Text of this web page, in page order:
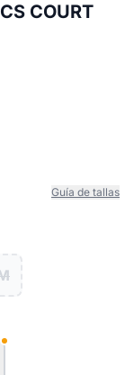
COURT
Guía de tallas